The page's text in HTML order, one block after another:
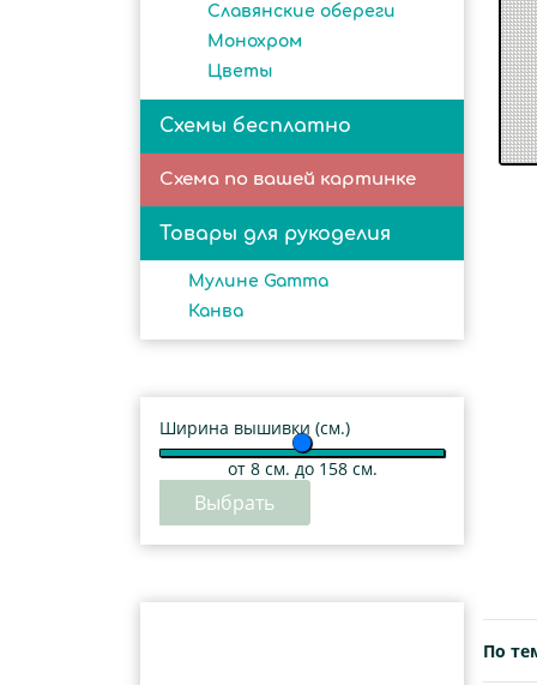
Славянские обереги
Монохром
Цветы
Схемы бесплатно
Схема по вашей картинке
Товары для рукоделия
Мулине Gamma
Канва
Ширина вышивки (см.)
от 8см. до 158 см.
Выбрать
По